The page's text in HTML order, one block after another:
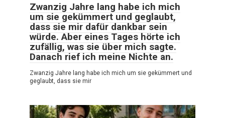
Zwanzig Jahre lang habe ich mich
um sie gekümmert und geglaubt,
dass sie mir dafür dankbar sein
würde. Aber eines Tages hörte ich
zufällig, was sie über mich sagte.
Danach rief ich meine Nichte an.
Zwanzig Jahre lang habe ich mich um sie gekümmert und
geglaubt, dass sie mir